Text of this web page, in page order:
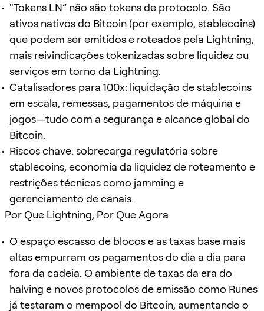
“Tokens LN” não são tokens de protocolo. São
ativos nativos do Bitcoin (por exemplo, stablecoins)
que podem ser emitidos e roteados pela Lightning,
mais reivindicações tokenizadas sobre liquidez ou
serviços em torno da Lightning.
Catalisadores para 100x: liquidação de stablecoins
em escala, remessas, pagamentos de máquina e
jogos—tudo com a segurança e alcance global do
Bitcoin.
Riscos chave: sobrecarga regulatória sobre
stablecoins, economia da liquidez de roteamento e
restrições técnicas como jamming e
gerenciamento de canais.
Por Que Lightning, Por Que Agora
O espaço escasso de blocos e as taxas base mais
altas empurram os pagamentos do dia a dia para
fora da cadeia. O ambiente de taxas da era do
halving e novos protocolos de emissão como Runes
já testaram o mempool do Bitcoin, aumentando o